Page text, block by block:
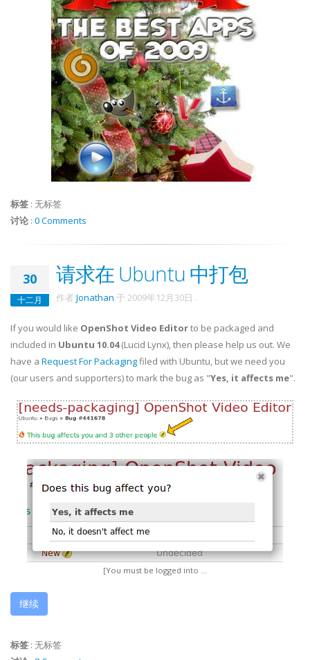
标签 : 无标签
讨论 : 0 Comments
30
十二月
请求在 Ubuntu 中打包
作者 Jonathan 于 2009年12月30日 .
If you would like OpenShot Video Editorto be packaged and
included in Ubuntu 10.04(Lucid Lynx), then please help us out. We
have a Request For Packagingfiled with Ubuntu, but we need you
(our users and supporters) to mark the bug as "Yes, it affects me".
[You must be logged into ...
继续
标签 : 无标签